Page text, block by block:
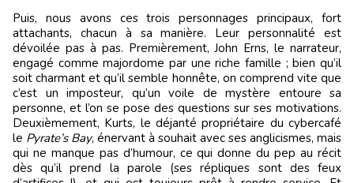
Puis, nous avons ces trois personnages principaux, fort
attachants, chacun à sa manière. Leur personnalité est
dévoilée pas à pas. Premièrement, John Erns, le narrateur,
engagé comme majordome par une riche famille ; bien qu’il
soit charmant et qu’il semble honnête, on comprend vite que
c’est un imposteur, qu’un voile de mystère entoure sa
personne, et l’on se pose des questions sur ses motivations.
Deuxièmement, Kurts, le déjanté propriétaire du cybercafé
le Pyrate’s Bay, énervant à souhait avec ses anglicismes, mais
qui ne manque pas d’humour, ce qui donne du pep au récit
dès qu’il prend la parole (ses répliques sont des feux